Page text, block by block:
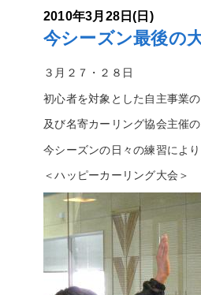
2010年3月28日(日)
今シーズン最後の
３月２７・２８日
初心者を対象とした自主事業
及び名寄カーリング協会主催
今シーズンの日々の練習によ
＜ハッピーカーリング大会＞